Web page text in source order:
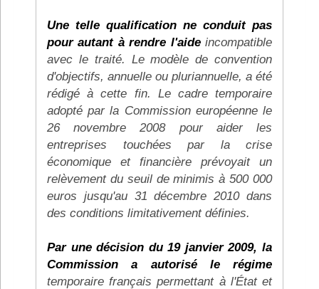
Une telle qualification ne conduit pas
pour autant à rendre l'aideincompatible
avec le traité. Le modèle de convention
d'objectifs, annuelle ou pluriannuelle, a été
rédigé à cette fin. Le cadre temporaire
adopté par la Commission européenne le
26 novembre 2008 pour aider les
entreprises touchées par la crise
économique et financière prévoyait un
relèvement du seuil de minimis à 500 000
euros jusqu'au 31 décembre 2010 dans
des conditions limitativement définies.
Par une décision du 19 janvier 2009, la
Commission a autorisé le régime
temporaire français permettant à l'État et